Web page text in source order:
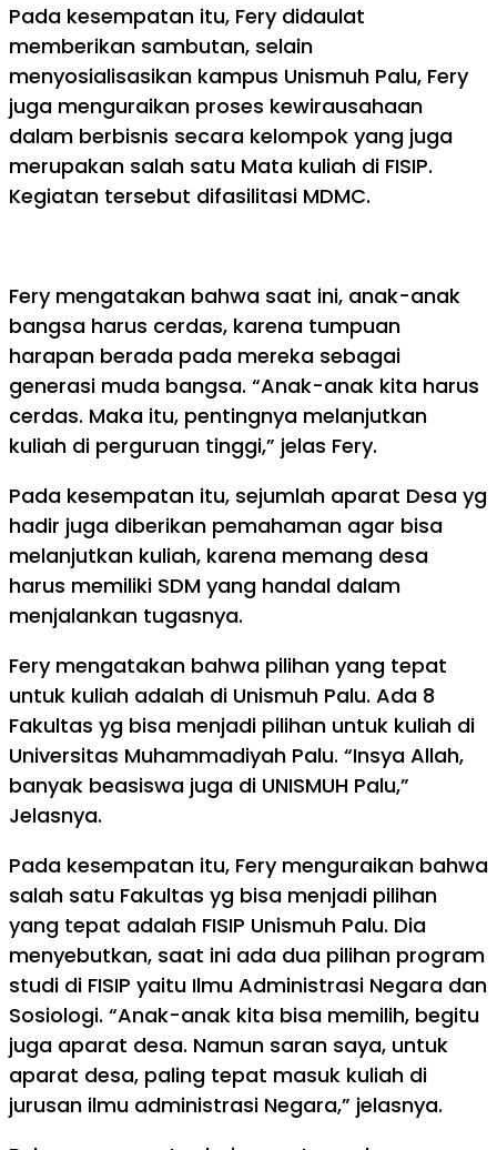
Pada kesempatan itu, Fery didaulat
memberikan sambutan, selain
menyosialisasikan kampus Unismuh Palu, Fery
juga menguraikan proses kewirausahaan
dalam berbisnis secara kelompok yang juga
merupakan salah satu Mata kuliah di FISIP.
Kegiatan tersebut difasilitasi MDMC.
Fery mengatakan bahwa saat ini, anak-anak
bangsa harus cerdas, karena tumpuan
harapan berada pada mereka sebagai
generasi muda bangsa. “Anak-anak kita harus
cerdas. Maka itu, pentingnya melanjutkan
kuliah di perguruan tinggi,” jelas Fery.
Pada kesempatan itu, sejumlah aparat Desa yg
hadir juga diberikan pemahaman agar bisa
melanjutkan kuliah, karena memang desa
harus memiliki SDM yang handal dalam
menjalankan tugasnya.
Fery mengatakan bahwa pilihan yang tepat
untuk kuliah adalah di Unismuh Palu. Ada 8
Fakultas yg bisa menjadi pilihan untuk kuliah di
Universitas Muhammadiyah Palu. “Insya Allah,
banyak beasiswa juga di UNISMUH Palu,”
Jelasnya.
Pada kesempatan itu, Fery menguraikan bahwa
salah satu Fakultas yg bisa menjadi pilihan
yang tepat adalah FISIP Unismuh Palu. Dia
menyebutkan, saat ini ada dua pilihan program
studi di FISIP yaitu Ilmu Administrasi Negara dan
Sosiologi. “Anak-anak kita bisa memilih, begitu
juga aparat desa. Namun saran saya, untuk
aparat desa, paling tepat masuk kuliah di
jurusan ilmu administrasi Negara,” jelasnya.